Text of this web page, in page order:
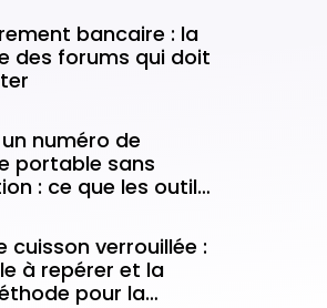
bancaire : la
des forums qui doit
numéro de
portable sans
: ce que les outils
cuisson verrouillée :
à repérer et la
pour la